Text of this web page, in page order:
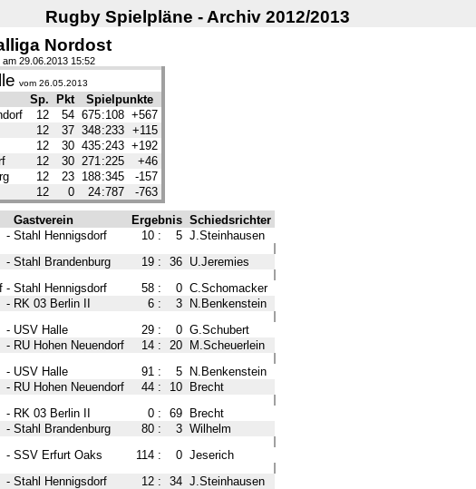
Rugby Spielpläne - Archiv 2012/2013
Nordost
29.06.2013 15:52
vom 26.05.2013
Sp. Pkt
Spielpunkte
12 54 675:108 +567
12 37 348:233
+115
12 30 435:243 +192
12 30 271:225
+46
12 23 188:345
-157
12 0 24:787 -763
Gastverein Ergebnis Schiedsrichter
- Stahl Hennigsdorf 10 : 5 J.Steinhausen
- Stahl Brandenburg 19 : 36 U.Jeremies
- Stahl Hennigsdorf 58 : 0 C.Schomacker
- RK 03 Berlin II 6 : 3
N.Benkenstein
- USV Halle 29 : 0 G.Schubert
- RU Hohen Neuendorf 14 : 20
M.Scheuerlein
- USV Halle 91 : 5
N.Benkenstein
- RU Hohen Neuendorf 44 : 10
Brecht
- RK 03 Berlin II 0 : 69
Brecht
- Stahl Brandenburg 80 : 3 Wilhelm
- SSV Erfurt Oaks 114 : 0 Jeserich
- Stahl Hennigsdorf 12 : 34 J.Steinhausen